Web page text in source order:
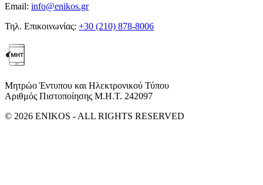
Email: info@enikos.gr
Τηλ. Επικοινωνίας: +30 (210) 878-8006
Μητρώο Έντυπου και Ηλεκτρονικού Τύπου
Αριθμός Πιστοποίησης Μ.Η.Τ. 242097
© 2026 ENIKOS - ALL RIGHTS RESERVED